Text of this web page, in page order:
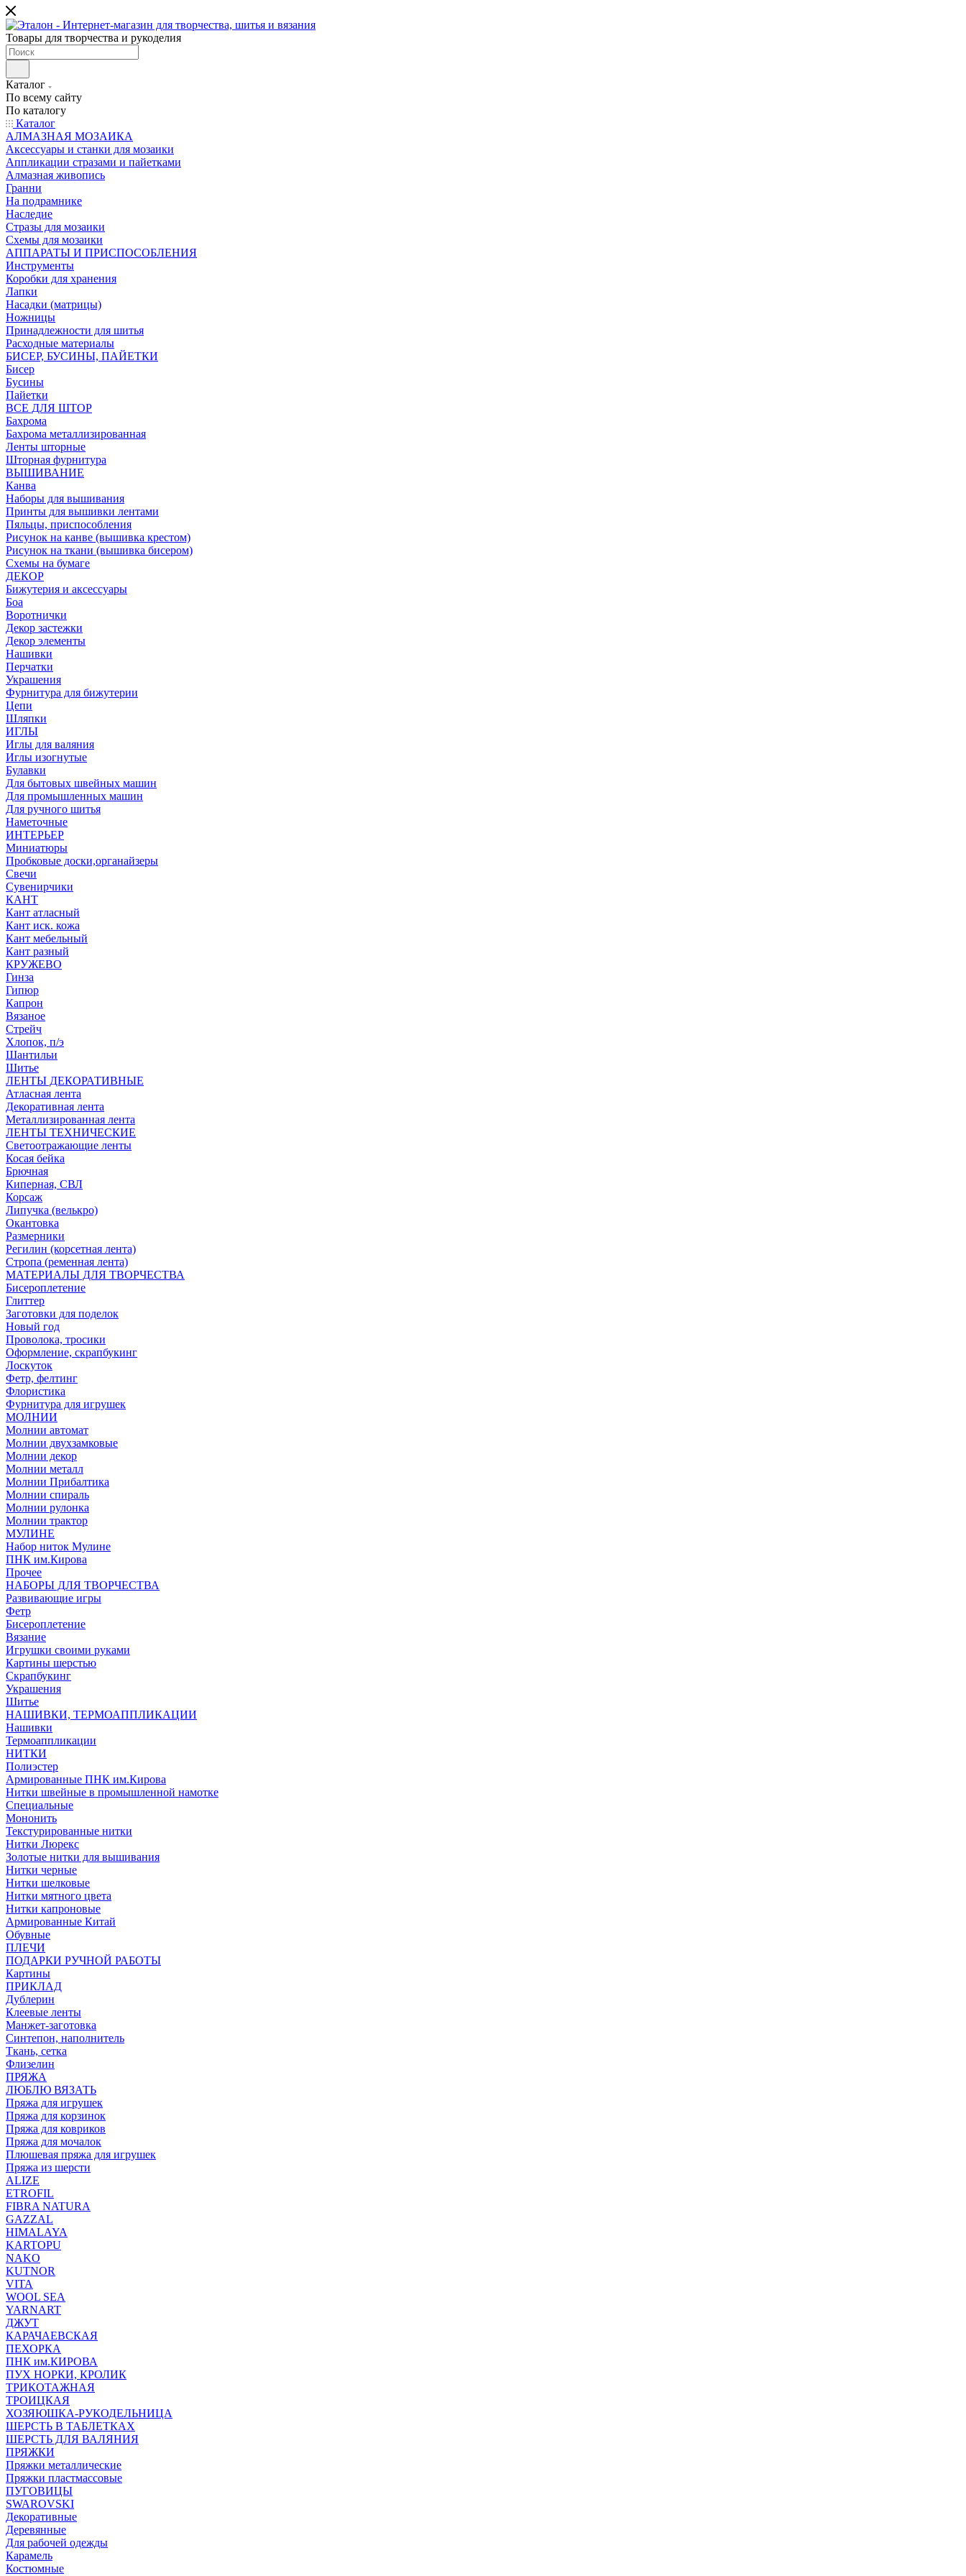
Товары для творчества и рукоделия
Каталог
По всему сайту
По каталогу
Каталог
АЛМАЗНАЯ МОЗАИКА
Аксессуары и станки для мозаики
Аппликации стразами и пайетками
Алмазная живопись
Гранни
На подрамнике
Наследие
Стразы для мозаики
Схемы для мозаики
АППАРАТЫ И ПРИСПОСОБЛЕНИЯ
Инструменты
Коробки для хранения
Лапки
Насадки (матрицы)
Ножницы
Принадлежности для шитья
Расходные материалы
БИСЕР, БУСИНЫ, ПАЙЕТКИ
Бисер
Бусины
Пайетки
ВСЕ ДЛЯ ШТОР
Бахрома
Бахрома металлизированная
Ленты шторные
Шторная фурнитура
ВЫШИВАНИЕ
Канва
Наборы для вышивания
Принты для вышивки лентами
Пяльцы, приспособления
Рисунок на канве (вышивка крестом)
Рисунок на ткани (вышивка бисером)
Схемы на бумаге
ДЕКОР
Бижутерия и аксессуары
Боа
Воротнички
Декор застежки
Декор элементы
Нашивки
Перчатки
Украшения
Фурнитура для бижутерии
Цепи
Шляпки
ИГЛЫ
Иглы для валяния
Иглы изогнутые
Булавки
Для бытовых швейных машин
Для промышленных машин
Для ручного шитья
Наметочные
ИНТЕРЬЕР
Миниатюры
Пробковые доски,органайзеры
Свечи
Сувенирчики
КАНТ
Кант атласный
Кант иск. кожа
Кант мебельный
Кант разный
КРУЖЕВО
Гинза
Гипюр
Капрон
Вязаное
Стрейч
Хлопок, п/э
Шантильи
Шитье
ЛЕНТЫ ДЕКОРАТИВНЫЕ
Атласная лента
Декоративная лента
Металлизированная лента
ЛЕНТЫ ТЕХНИЧЕСКИЕ
Светоотражающие ленты
Косая бейка
Брючная
Киперная, СВЛ
Корсаж
Липучка (велькро)
Окантовка
Размерники
Регилин (корсетная лента)
Стропа (ременная лента)
МАТЕРИАЛЫ ДЛЯ ТВОРЧЕСТВА
Бисероплетение
Глиттер
Заготовки для поделок
Новый год
Проволока, тросики
Оформление, скрапбукинг
Лоскуток
Фетр, фелтинг
Флористика
Фурнитура для игрушек
МОЛНИИ
Молнии автомат
Молнии двухзамковые
Молнии декор
Молнии металл
Молнии Прибалтика
Молнии спираль
Молнии рулонка
Молнии трактор
МУЛИНЕ
Набор ниток Мулине
ПНК им.Кирова
Прочее
НАБОРЫ ДЛЯ ТВОРЧЕСТВА
Развивающие игры
Фетр
Бисероплетение
Вязание
Игрушки своими руками
Картины шерстью
Скрапбукинг
Украшения
Шитье
НАШИВКИ, ТЕРМОАППЛИКАЦИИ
Нашивки
Термоаппликации
НИТКИ
Полиэстер
Армированные ПНК им.Кирова
Нитки швейные в промышленной намотке
Специальные
Мононить
Текстурированные нитки
Нитки Люрекс
Золотые нитки для вышивания
Нитки черные
Нитки шелковые
Нитки мятного цвета
Нитки капроновые
Армированные Китай
Обувные
ПЛЕЧИ
ПОДАРКИ РУЧНОЙ РАБОТЫ
Картины
ПРИКЛАД
Дублерин
Клеевые ленты
Манжет-заготовка
Синтепон, наполнитель
Ткань, сетка
Флизелин
ПРЯЖА
ЛЮБЛЮ ВЯЗАТЬ
Пряжа для игрушек
Пряжа для корзинок
Пряжа для ковриков
Пряжа для мочалок
Плюшевая пряжа для игрушек
Пряжа из шерсти
ALIZE
ETROFIL
FIBRA NATURA
GAZZAL
HIMALAYA
KARTOPU
NAKO
KUTNOR
VITA
WOOL SEA
YARNART
ДЖУТ
КАРАЧАЕВСКАЯ
ПЕХОРКА
ПНК им.КИРОВА
ПУХ НОРКИ, КРОЛИК
ТРИКОТАЖНАЯ
ТРОИЦКАЯ
ХОЗЯЮШКА-РУКОДЕЛЬНИЦА
ШЕРСТЬ В ТАБЛЕТКАХ
ШЕРСТЬ ДЛЯ ВАЛЯНИЯ
ПРЯЖКИ
Пряжки металлические
Пряжки пластмассовые
ПУГОВИЦЫ
SWAROVSKI
Декоративные
Деревянные
Для рабочей одежды
Карамель
Костюмные